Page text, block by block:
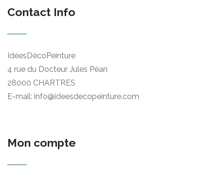
Contact Info
IdéesDécoPeinture
4 rue du Docteur Jules Péan
28000 CHARTRES
E-mail: info@ideesdecopeinture.com
Mon compte